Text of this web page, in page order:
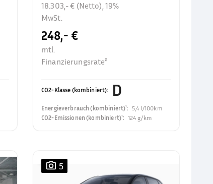
18.303,- € (Netto), 19%
MwSt.
248,- €
mtl.
Finanzierungsrate²
CO2-Klasse (kombiniert): D
Energieverbrauch (kombiniert)¹:5,4 l/100km
CO2-Emissionen (kombiniert)¹: 124 g/km
5